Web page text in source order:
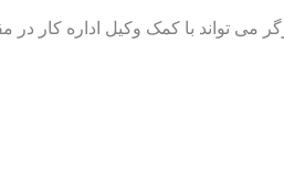
می تواند با کمک وکیل اداره کار